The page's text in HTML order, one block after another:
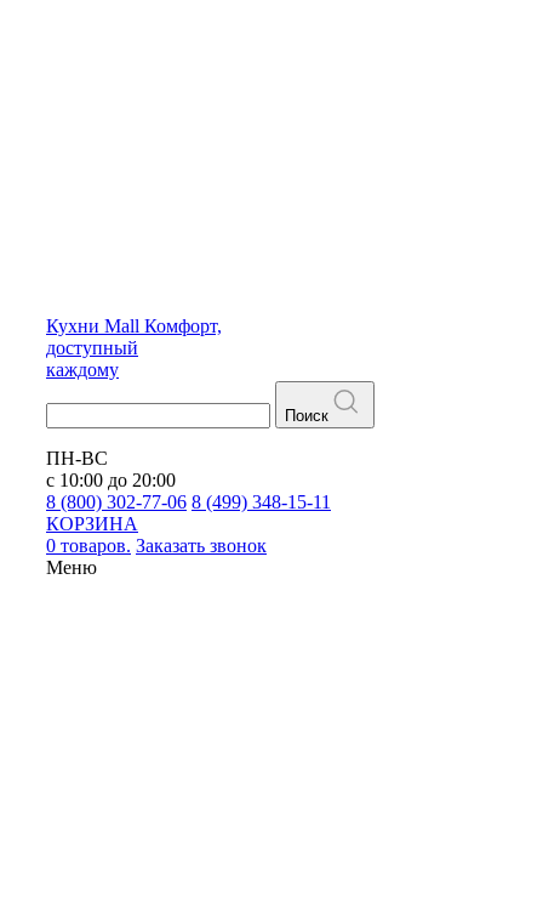
Кухни Mall Комфорт,
доступный
каждому
Поиск
ПН-ВС
с 10:00 до 20:00
8 (800) 302-77-06 8 (499) 348-15-11
КОРЗИНА
0 товаров. Заказать звонок
Меню